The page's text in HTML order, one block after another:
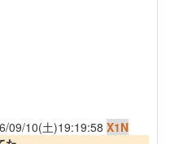
09/10(土)19:19:58 X1N